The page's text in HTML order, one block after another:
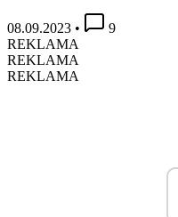
08.09.2023 •
9
REKLAMA
REKLAMA
REKLAMA